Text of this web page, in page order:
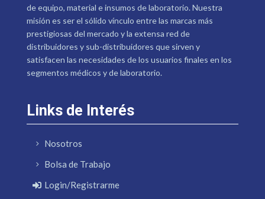
de equipo, material e insumos de laboratorio. Nuestra
misión es ser el sólido vínculo entre las marcas más
prestigiosas del mercado y la extensa red de
distribuidores y sub-distribuidores que sirven y
satisfacen las necesidades de los usuarios finales en los
segmentos médicos y de laboratorio.
Links de Interés
Nosotros
Bolsa de Trabajo
Login/Registrarme